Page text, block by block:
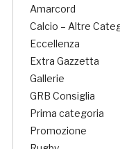
Amarcord
Calcio – Altre
Eccellenza
Extra Gazzetta
Gallerie
GRB Consiglia
Prima categoria
Promozione